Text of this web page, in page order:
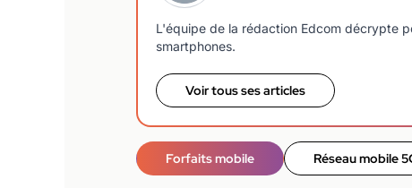
L'équipe de la rédaction Edcom décrypte
smartphones.
Voir tous ses articles
Forfaits mobile Réseau mobile